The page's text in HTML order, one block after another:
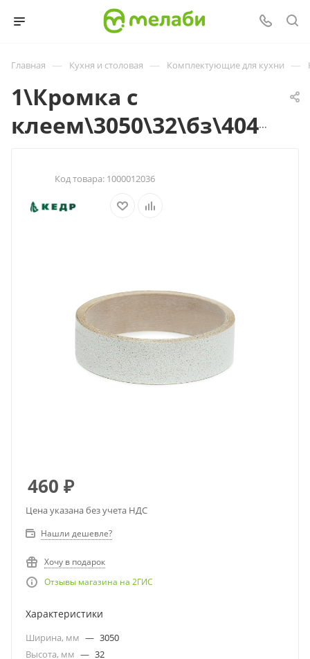
Главная — Кухня и столовая — Комплектующие для кухни —
1\Кромка с
клеем\3050\32\бз\4040\Антарес\S\ГП\шт\
Код товара: 1000012036
460 ₽
Цена указана без учета НДС
Нашли дешевле?
Хочу в подарок
Отзывы магазина на 2ГИС
Характеристики
Ширина, мм — 3050
Высота, мм — 32